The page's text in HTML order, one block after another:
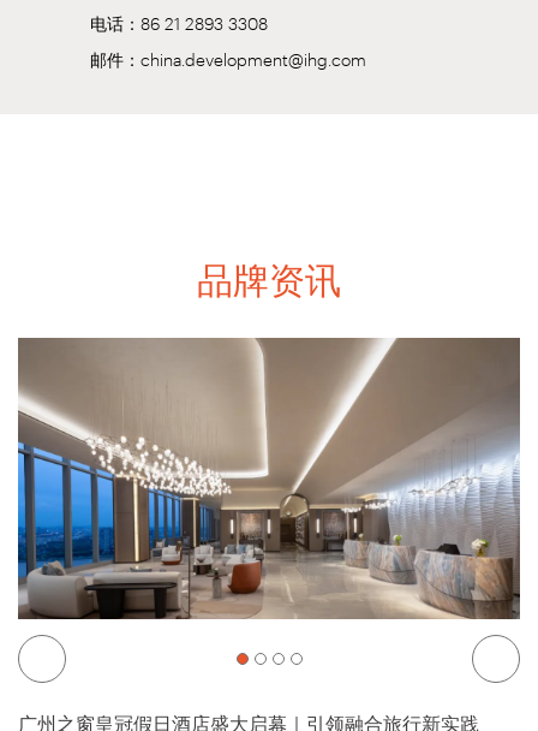
电话：86 21 2893 3308
邮件：china.development@ihg.com
品牌资讯
广州之窗皇冠假日酒店盛大启幕｜引领融合旅行新实践